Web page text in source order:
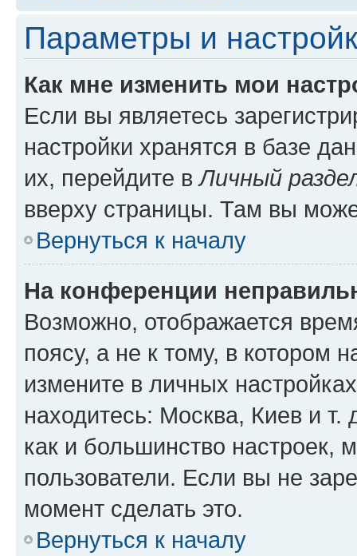
Параметры и
Как мне изменить мои
Если вы являетесь
настройки хранятся в базе
их, перейдите вЛичный
вверху страницы. Там вы
Вернуться к началу
На конференции
Возможно, отображается
поясу, а не к тому, в котором
измените в личных
находитесь: Москва, Киев и т.
как и большинство настроек,
пользователи. Если вы не
момент сделать это.
Вернуться к началу